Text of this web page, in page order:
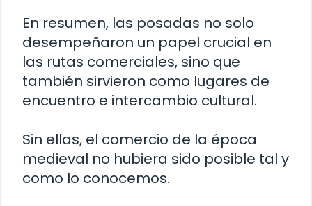
En resumen, las posadas no solo
desempeñaron un papel crucial en
las rutas comerciales, sino que
también sirvieron como lugares de
encuentro e intercambio cultural.
Sin ellas, el comercio de la época
medieval no hubiera sido posible tal y
como lo conocemos.